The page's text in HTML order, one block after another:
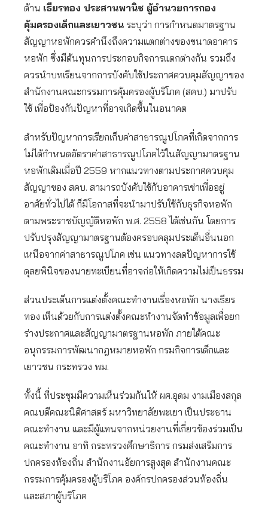
ด้าน เธียรทอง ประสานพานิช ผู้อำนวยการกอง
คุ้มครองเด็กและเยาวชน ระบุว่า การกำหนดมาตรฐาน
สัญญาหอพักควรคำนึงถึงความแตกต่างของขนาดอาคาร
หอพัก ซึ่งมีต้นทุนการประกอบกิจการแตกต่างกัน รวมถึง
ควรนำบทเรียนจากการบังคับใช้ประกาศควบคุมสัญญาของ
สำนักงานคณะกรรมการคุ้มครองผู้บริโภค (สคบ.) มาปรับ
ใช้ เพื่อป้องกันปัญหาที่อาจเกิดขึ้นในอนาคต
สำหรับปัญหาการเรียกเก็บค่าสาธารณูปโภคที่เกิดจากการ
ไม่ได้กำหนดอัตราค่าสาธารณูปโภคไว้ในสัญญามาตรฐาน
หอพักเดิมเมื่อปี 2559 หากแนวทางตามประกาศควบคุม
สัญญาของ สคบ. สามารถบังคับใช้กับอาคารเช่าเพื่ออยู่
อาศัยทั่วไปได้ ก็มีโอกาสที่จะนำมาปรับใช้กับธุรกิจหอพัก
ตามพระราชบัญญัติหอพัก พ.ศ. 2558 ได้เช่นกัน โดยการ
ปรับปรุงสัญญามาตรฐานต้องครอบคลุมประเด็นอื่นนอก
เหนือจากค่าสาธารณูปโภค เช่น แนวทางลดปัญหาการใช้
ดุลยพินิจของนายทะเบียนที่อาจก่อให้เกิดความไม่เป็นธรรม
ส่วนประเด็นการแต่งตั้งคณะทำงานเรื่องหอพัก นางเธียร
ทอง เห็นด้วยกับการแต่งตั้งคณะทำงานจัดทำข้อมูลเพื่อยก
ร่างประกาศและสัญญามาตรฐานหอพัก ภายใต้คณะ
อนุกรรมการพัฒนากฎหมายหอพัก กรมกิจการเด็กและ
เยาวชน กระทรวง พม.
ทั้งนี้ ที่ประชุมมีความเห็นร่วมกันให้ ผศ.อุดม งามเมืองสกุล
คณบดีคณะนิติศาสตร์ มหาวิทยาลัยพะเยา เป็นประธาน
คณะทำงาน และมีผู้แทนจากหน่วยงานที่เกี่ยวข้องร่วมเป็น
คณะทำงาน อาทิ กระทรวงศึกษาธิการ กรมส่งเสริมการ
ปกครองท้องถิ่น สำนักงานอัยการสูงสุด สำนักงานคณะ
กรรมการคุ้มครองผู้บริโภค องค์กรปกครองส่วนท้องถิ่น
และสภาผู้บริโภค